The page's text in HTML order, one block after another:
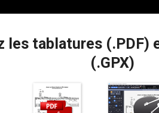
les tablatures
(.GPX)